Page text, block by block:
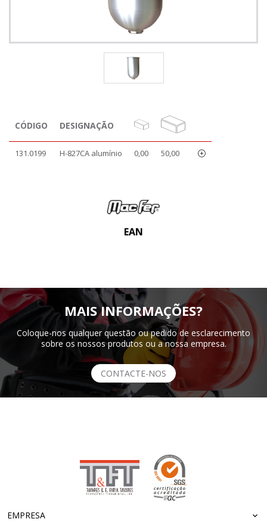
CÓDIGO DESIGNAÇÃO
131.0199 H-827CA alumínio 0,00 50,00
EAN
MAIS INFORMAÇÕES?
Coloque-nos qualquer questão ou pedido de esclarecimento
sobre os nossos produtos ou a nossa empresa.
CONTACTE-NOS
EMPRESA